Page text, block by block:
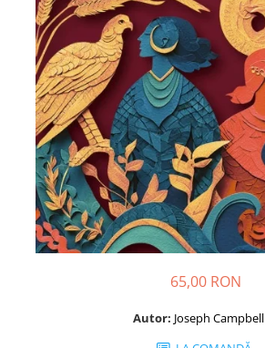
Seria Montauk
Mistere
Seria Chico Xavier
Seria Helena Blavatsky
Oracole
Sănătate
Umor
Ficțiune
Viata după moarte
65,00 RON
Autor: Joseph Campbell